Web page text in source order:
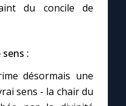
du concile de
:
désormais une
sens - la chair du